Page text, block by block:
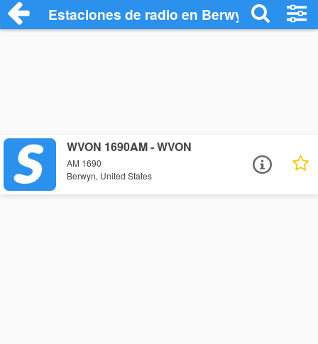
Estaciones de radio en Berwyn -
WVON 1690AM - WVON
AM 1690
Berwyn, United States